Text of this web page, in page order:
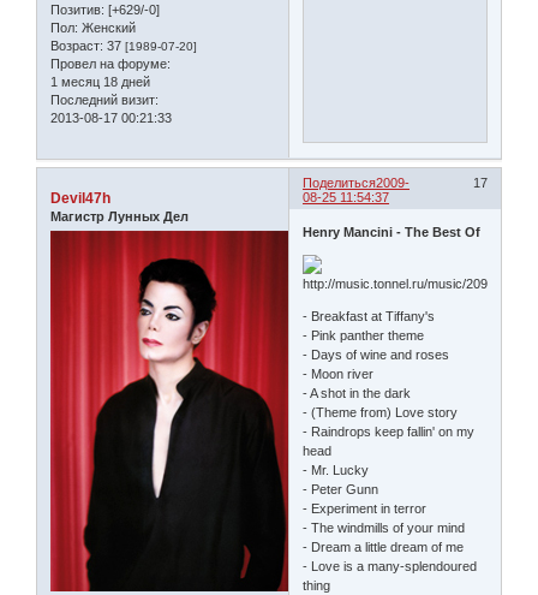
Позитив: [+629/-0]
Пол: Женский
Возраст: 37 [1989-07-20]
Провел на форуме:
1 месяц 18 дней
Последний визит:
2013-08-17 00:21:33
Поделиться 17
2009-
08-25 11:54:37
Devil47h
Магистр Лунных Дел
Henry Mancini - The Best Of
- Breakfast at Tiffany's
- Pink panther theme
- Days of wine and roses
- Moon river
- A shot in the dark
- (Theme from) Love story
- Raindrops keep fallin' on my
head
- Mr. Lucky
- Peter Gunn
- Experiment in terror
- The windmills of your mind
- Dream a little dream of me
- Love is a many-splendoured
thing